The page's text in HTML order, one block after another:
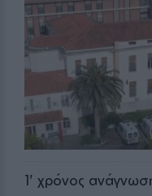
1' χρόνος